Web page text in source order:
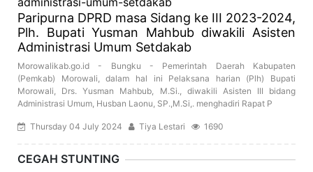
Paripurna DPRD masa Sidang ke III 2023-2024,
Plh. Bupati Yusman Mahbub diwakili Asisten
Administrasi Umum Setdakab
Morowalikab.go.id - Bungku - Pemerintah Daerah Kabupaten
(Pemkab) Morowali, dalam hal ini Pelaksana harian (Plh) Bupati
Morowali, Drs. Yusman Mahbub, M.Si., diwakili Asisten III bidang
Administrasi Umum, Husban Laonu, SP.,M.Si,. menghadiri Rapat P
Thursday 04 July 2024 Tiya Lestari 1690
CEGAH STUNTING